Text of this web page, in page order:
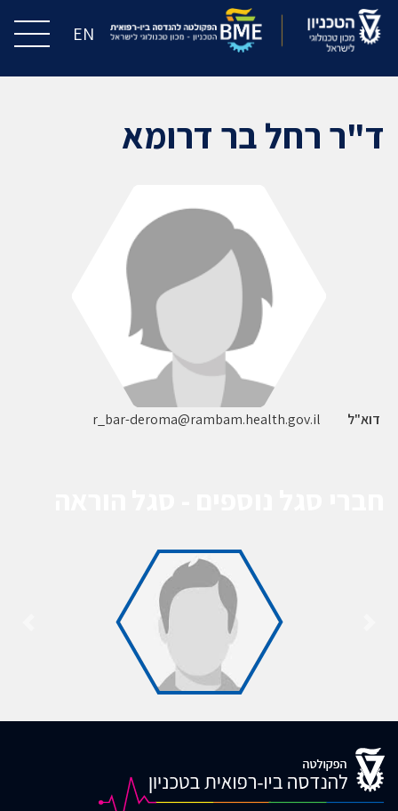
EN
ד"ר רחל בר דרומא
דוא"ל r_bar-deroma@rambam.health.gov.il